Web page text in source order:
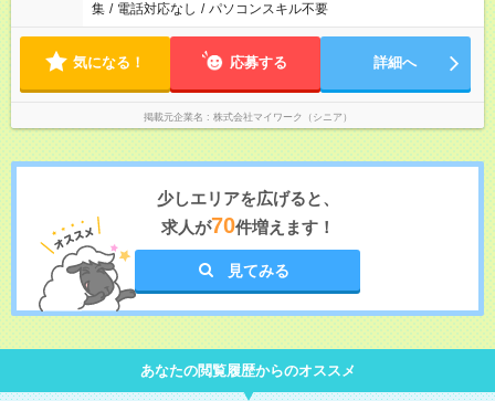
集 / 電話対応なし / パソコンスキル不要
気になる！ 応募する 詳細へ
掲載元企業名 株式会社マイワーク（シニア）
少しエリアを広げると、
求人が70件増えます！
見てみる
あなたの閲覧履歴からのオススメ